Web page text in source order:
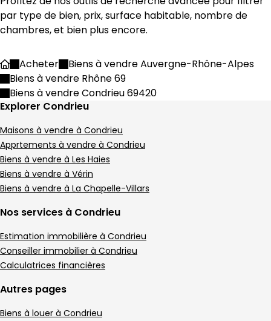
158 500 €
Condrieu - 69420
Maison de village • 3 pièces • 59 m²
DPE :
D 2 chambres
,
de village 105 m² 4 pièces Condrieu
Aller à l'image1
Aller à l'image 2
Aller à l'image 3
Aller à l'image 4
Aller à l'image5
par type de bien, prix, surface habitable, nombre de
chambres, et bien plus encore.
AccueilAcheter
Biens à vendre Auvergne-Rhône-Alpes
Biens à vendre Rhône 69
Biens à vendre Condrieu 69420
Explorer Condrieu
Maisons à vendre à Condrieu
Apprtements à vendre à Condrieu
Biens à vendre à Les Haies
Biens à vendre à Vérin
Biens à vendre à La Chapelle-Villars
Nos services à Condrieu
Estimation immobilière à Condrieu
Conseiller immobilier à Condrieu
Calculatrices financières
Autres pages
Biens à louer à Condrieu